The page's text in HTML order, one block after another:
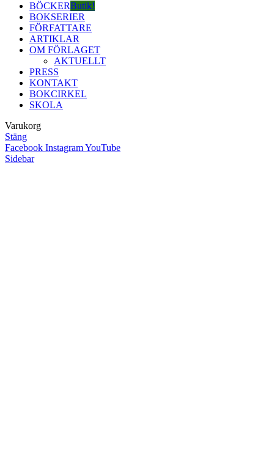
BÖCKERButik!
BOKSERIER
FÖRFATTARE
ARTIKLAR
OM FÖRLAGET
AKTUELLT
PRESS
KONTAKT
BOKCIRKEL
SKOLA
Varukorg
Stäng
Facebook InstagramYouTube
Sidebar